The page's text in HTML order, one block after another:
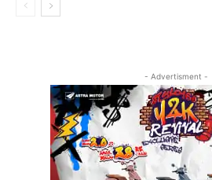
- Advertisment -